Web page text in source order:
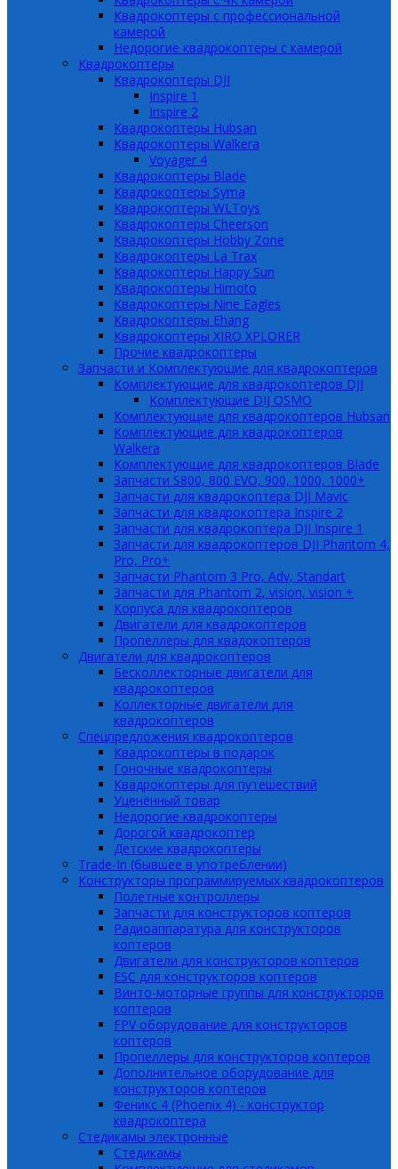
Квадрокоптеры с профессиональной
камерой
Недорогие квадрокоптеры с камерой
Квадрокоптеры
Квадрокоптеры DJI
Inspire 1
Inspire 2
Квадрокоптеры Hubsan
Квадрокоптеры Walkera
Voyager 4
Квадрокоптеры Blade
Квадрокоптеры Syma
Квадрокоптеры WLToys
Квадрокоптеры Cheerson
Квадрокоптеры Hobby Zone
Квадрокоптеры La Trax
Квадрокоптеры Happy Sun
Квадрокоптеры Himoto
Квадрокоптеры Nine Eagles
Квадрокоптеры Ehang
Квадрокоптеры XIRO XPLORER
Прочие квадрокоптеры
Запчасти и Комплектующие для квадрокоптеров
Комплектующие для квадрокоптеров DJI
Комплектующие DIJ OSMO
Комплектующие для квадрокоптеров Hubsan
Комплектующие для квадрокоптеров
Walkera
Комплектующие для квадрокоптеров Blade
Запчасти S800, 800 EVO, 900, 1000, 1000+
Запчасти для квадрокоптера DJI Mavic
Запчасти для квадрокоптера Inspire 2
Запчасти для квадрокоптера DJI Inspire 1
Запчасти для квадрокоптеров DJI Phantom 4,
Pro, Pro+
Запчасти Phantom 3 Pro, Adv, Standart
Запчасти для Phantom 2, vision, vision +
Корпуса для квадрокоптеров
Двигатели для квадрокоптеров
Пропеллеры для квадокоптеров
Двигатели для квадрокоптеров
Бесколлекторные двигатели для
квадрокоптеров
Коллекторные двигатели для
квадрокоптеров
Спецпредложения квадрокоптеров
Квадрокоптеры в подарок
Гоночные квадрокоптеры
Квадрокоптеры для путешествий
Уценённый товар
Недорогие квадрокоптеры
Дорогой квадрокоптер
Детские квадрокоптеры
Trade-In (бывшее в употреблении)
Конструкторы программируемых квадрокоптеров
Полетные контроллеры
Запчасти для конструкторов коптеров
Радиоаппаратура для конструкторов
коптеров
Двигатели для конструкторов коптеров
ESC для конструкторов коптеров
Винто-моторные группы для конструкторов
коптеров
FPV оборудование для конструкторов
коптеров
Пропеллеры для конструкторов коптеров
Дополнительное оборудование для
конструкторов коптеров
Феникс 4 (Phoenix 4) - конструктор
квадрокоптера
Cтедикамы электронные
Стедикамы